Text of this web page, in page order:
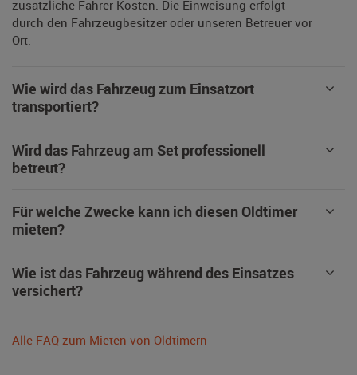
zusätzliche Fahrer-Kosten. Die Einweisung erfolgt
durch den Fahrzeugbesitzer oder unseren Betreuer vor
Ort.
Wie wird das Fahrzeug zum Einsatzort
transportiert?
Wird das Fahrzeug am Set professionell
betreut?
Für welche Zwecke kann ich diesen Oldtimer
mieten?
Wie ist das Fahrzeug während des Einsatzes
versichert?
Alle FAQ zum Mieten von Oldtimern